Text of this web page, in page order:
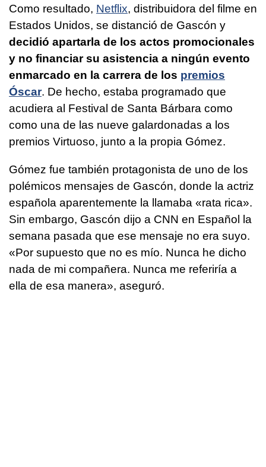
Como resultado, Netflix, distribuidora del filme en
Estados Unidos, se distanció de Gascón y
decidió apartarla de los actos promocionales
y no financiar su asistencia a ningún evento
enmarcado en la carrera de los premios
Óscar. De hecho, estaba programado que
acudiera al Festival de Santa Bárbara como
como una de las nueve galardonadas a los
premios Virtuoso, junto a la propia Gómez.
Gómez fue también protagonista de uno de los
polémicos mensajes de Gascón, donde la actriz
española aparentemente la llamaba «rata rica».
Sin embargo, Gascón dijo a CNN en Español la
semana pasada que ese mensaje no era suyo.
«Por supuesto que no es mío. Nunca he dicho
nada de mi compañera. Nunca me referiría a
ella de esa manera», aseguró.